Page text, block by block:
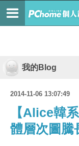
我的Blog
2014-11-06 13:07:49
【Alice韓
體層次圖騰